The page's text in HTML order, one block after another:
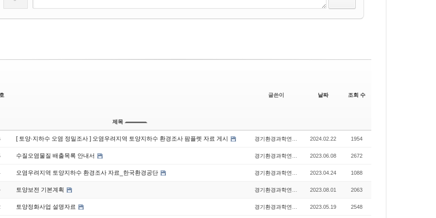
제목
글쓴이 날짜 조회 수
[ 토양·지하수 오염 정밀조사 ] 오염우려지역 토양지하수 환경조사 팜플렛 자료 게시 2024.02.22 1954
수질오염물질 배출목록 안내서 2023.06.08 2672
오염우려지역 토양지하수 환경조사 자료_한국환경공단 2023.04.24 1088
토양보전 기본계획 2023.08.01 2063
토양정화사업 설명자료 2023.05.19 2548